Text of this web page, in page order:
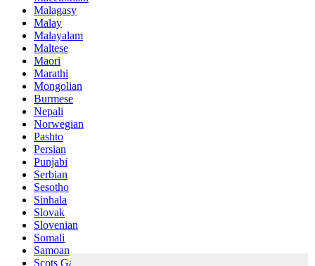
Malagasy
Malay
Malayalam
Maltese
Maori
Marathi
Mongolian
Burmese
Nepali
Norwegian
Pashto
Persian
Punjabi
Serbian
Sesotho
Sinhala
Slovak
Slovenian
Somali
Samoan
Scots Gaelic